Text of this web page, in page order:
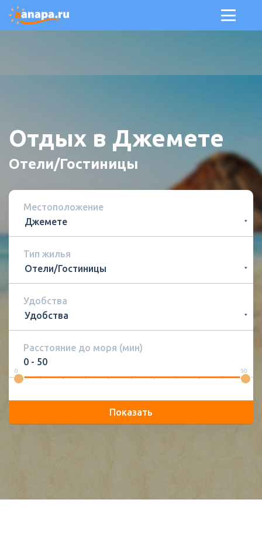
Отдых в Джемете
Отели/Гостиницы
Местоположение
Тип жилья
Удобства
Расстояние до моря (мин)
0 50
Показать